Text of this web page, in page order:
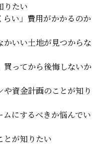
りたい
い」費用がかかるのか
いい土地が見つからな
ってから後悔しないか
資金計画のことが知り
にするべきか悩んでい
が知りたい